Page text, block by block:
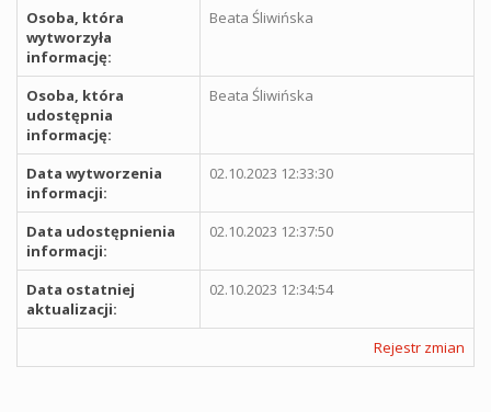
Osoba, która
wytworzyła
informację:
Beata Śliwińska
Osoba, która
udostępnia
informację:
Beata Śliwińska
Data wytworzenia
informacji:
02.10.2023 12:33:30
Data udostępnienia
informacji:
02.10.2023 12:37:50
Data ostatniej
aktualizacji:
02.10.2023 12:34:54
Rejestr zmian